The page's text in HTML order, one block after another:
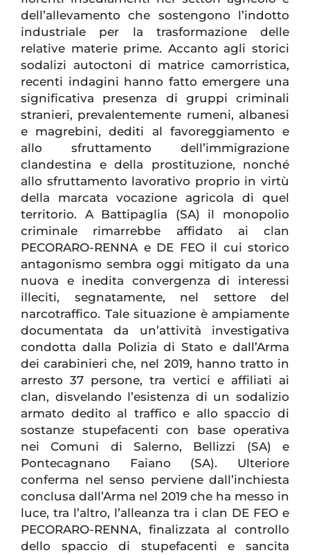
dell’allevamento che sostengono l’indotto
industriale per la trasformazione delle
relative materie prime. Accanto agli storici
sodalizi autoctoni di matrice camorristica,
recenti indagini hanno fatto emergere una
significativa presenza di gruppi criminali
stranieri, prevalentemente rumeni, albanesi
e magrebini, dediti al favoreggiamento e
allo sfruttamento dell’immigrazione
clandestina e della prostituzione, nonché
allo sfruttamento lavorativo proprio in virtù
della marcata vocazione agricola di quel
territorio. A Battipaglia (SA) il monopolio
criminale rimarrebbe affidato ai clan
PECORARO-RENNA e DE FEO il cui storico
antagonismo sembra oggi mitigato da una
nuova e inedita convergenza di interessi
illeciti, segnatamente, nel settore del
narcotraffico. Tale situazione è ampiamente
documentata da un’attività investigativa
condotta dalla Polizia di Stato e dall’Arma
dei carabinieri che, nel 2019, hanno tratto in
arresto 37 persone, tra vertici e affiliati ai
clan, disvelando l’esistenza di un sodalizio
armato dedito al traffico e allo spaccio di
sostanze stupefacenti con base operativa
nei Comuni di Salerno, Bellizzi (SA) e
Pontecagnano Faiano (SA). Ulteriore
conferma nel senso perviene dall’inchiesta
conclusa dall’Arma nel 2019 che ha messo in
luce, tra l’altro, l’alleanza tra i clan DE FEO e
PECORARO-RENNA, finalizzata al controllo
dello spaccio di stupefacenti e sancita